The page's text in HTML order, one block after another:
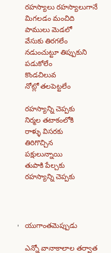
రహస్యాలు రహస్యాలుగానే
మిగలడం మంచిది
పాములు మెడలో
వేసుకు తిరగలేం
నడుంచుట్టూ తిప్పుకుని
పడుకోలేం
కొండచిలువ
నోట్లో తలపెట్టలేం
రహస్యాన్ని చెప్పకు
నిర్మల తటాకంలోకి
రాళ్ళు విసరకు
తిరిగొచ్చిన
పక్షులున్నాయి
తుపాకి పేల్చకు
రహస్యాన్ని చెప్పకు
యుగాంతమెప్పుడు
ఎన్నో వానాకాలాల తర్వాత